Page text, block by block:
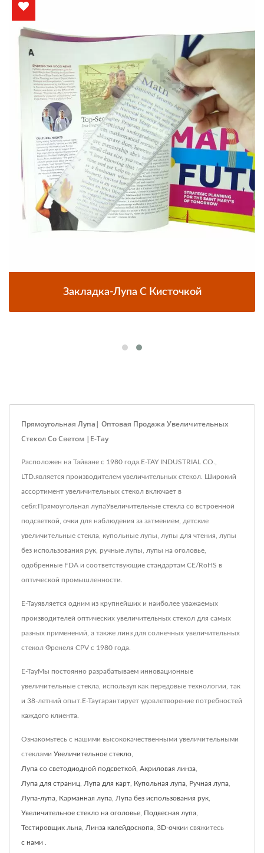
Закладка-Лупа С Кисточкой
Прямоугольная Лупа| Оптовая Продажа Увеличительных
Стекол Со Светом |E-Tay
Расположен на Тайване с 1980 года.E-TAY INDUSTRIAL CO.,
LTD.является производителем увеличительных стекол. Широкий
ассортимент увеличительных стекол включает в
себя:Прямоугольная лупаУвеличительные стекла со встроенной
подсветкой, очки для наблюдения за затмением, детские
увеличительные стекла, купольные лупы, лупы для чтения, лупы
без использования рук, ручные лупы, лупы на оголовье,
одобренные FDA и соответствующие стандартам CE/RoHS в
оптической промышленности.
E-Tayявляется одним из крупнейших и наиболее уважаемых
производителей оптических увеличительных стекол для самых
разных применений, а также линз для солнечных увеличительных
стекол Френеля CPV с 1980 года.
E-TayМы постоянно разрабатываем инновационные
увеличительные стекла, используя как передовые технологии, так
и 38-летний опыт.E-Tayгарантирует удовлетворение потребностей
каждого клиента.
Ознакомьтесь с нашими высококачественными увеличительными
стеклами Увеличительное стекло
Лупа со светодиодной подсветкой Акриловая линза
Лупа для страниц Лупа для карт Купольная лупа Ручная лупа
Лупа-лупа Карманная лупа Лупа без использования рук
Увеличительное стекло на оголовье Подвесная лупа
Тестировщик льна Линза калейдоскопа 3D-очкии свяжитесь
с нами